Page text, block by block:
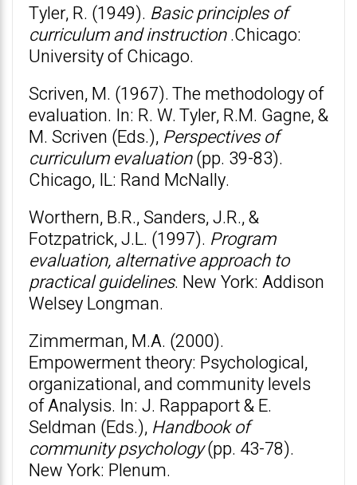
Tyler, R. (1949). Basic principles of
curriculum and instruction.Chicago:
University of Chicago.
Scriven, M. (1967). The methodology of
evaluation. In: R. W. Tyler, R.M. Gagne, &
M. Scriven (Eds.), Perspectives of
curriculum evaluation(pp. 39-83).
Chicago, IL: Rand McNally.
Worthern, B.R., Sanders, J.R., &
Fotzpatrick, J.L. (1997). Program
evaluation, alternative approach to
practical guidelines. New York: Addison
Welsey Longman.
Zimmerman, M.A. (2000).
Empowerment theory: Psychological,
organizational, and community levels
of Analysis. In: J. Rappaport & E.
Seldman (Eds.), Handbook of
community psychology(pp. 43-78).
New York: Plenum.